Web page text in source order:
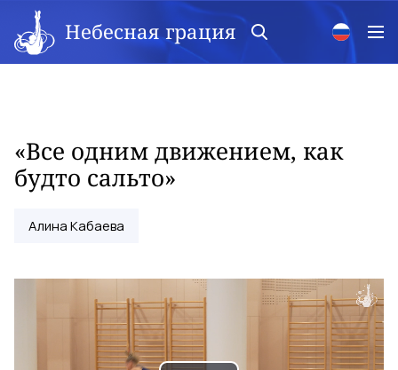
Небесная грация
«Все одним движением, как
будто сальто»
Алина Кабаева